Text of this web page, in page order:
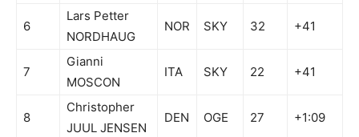
6
Lars Petter
NORDHAUG
NOR SKY 32 +41
7
Gianni
MOSCON
ITA SKY 22 +41
8
Christopher
JUUL JENSEN
DEN OGE 27 +1:09